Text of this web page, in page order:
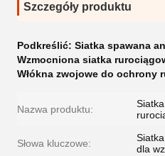
Szczegóły produktu
Podkreślić: Siatka spawana
Wzmocniona siatka
Włókna zwojowe do ochrony
Nazwa produktu:
Słowa kluczowe:
dla